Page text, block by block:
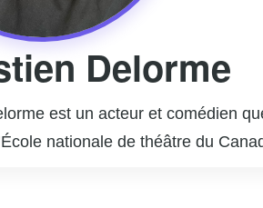
Delorme
est un acteur et comédien
nationale de théâtre du